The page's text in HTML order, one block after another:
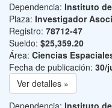
Dependencia: Instituto
Plaza: Investigador
Registro: 78712-47
Sueldo: $25,359.20
Área: Ciencias
Fecha de publicación: 30/
Ver detalles »
Dependencia: Instituto